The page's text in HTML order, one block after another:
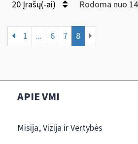
20 Įrašų(-ai) Rodoma nuo
1 ... 6 7 8
APIE VMI
Misija, Vizija ir Vertybės